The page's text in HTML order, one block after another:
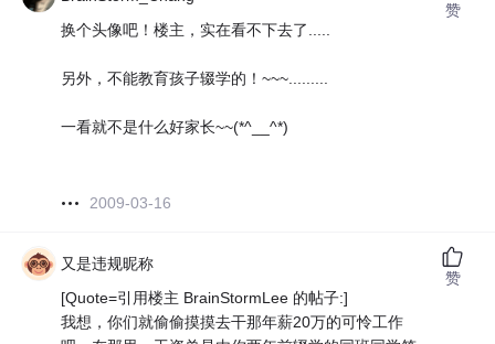
换个头像吧！楼主，实在看不下去了.....
另外，不能教育孩子辍学的！~~~.........
一看就不是什么好家长~~(*^__^*)
2009-03-16
赞
又是违规昵称
[Quote=引用楼主 BrainStormLee 的帖子:]
我想，你们就偷偷摸摸去干那年薪20万的可怜工作
赞